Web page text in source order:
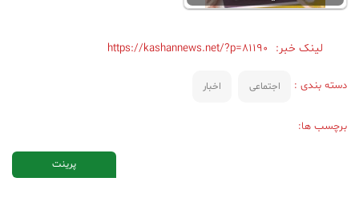
لینک خبر: https://kashannews.net/?p=81190
دسته بندی : اجتماعی اخبار
برچسب ها:
پرینت